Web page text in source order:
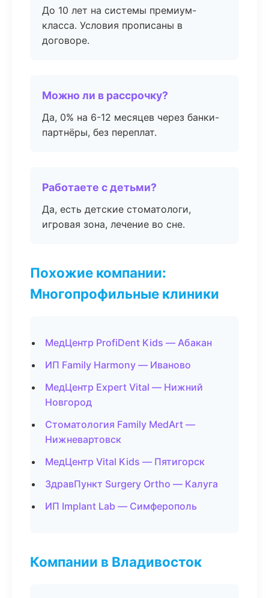
До 10 лет на системы премиум-
класса. Условия прописаны в
договоре.
Можно ли в рассрочку?
Да, 0% на 6-12 месяцев через банки-
партнёры, без переплат.
Работаете с детьми?
Да, есть детские стоматологи,
игровая зона, лечение во сне.
Похожие компании:
Многопрофильные клиники
МедЦентр ProfiDent Kids — Абакан
ИП Family Harmony — Иваново
МедЦентр Expert Vital — Нижний
Новгород
Стоматология Family MedArt —
Нижневартовск
МедЦентр Vital Kids — Пятигорск
ЗдравПункт Surgery Ortho — Калуга
ИП Implant Lab — Симферополь
Компании в Владивосток